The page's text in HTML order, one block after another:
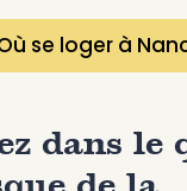
se loger à
dans le